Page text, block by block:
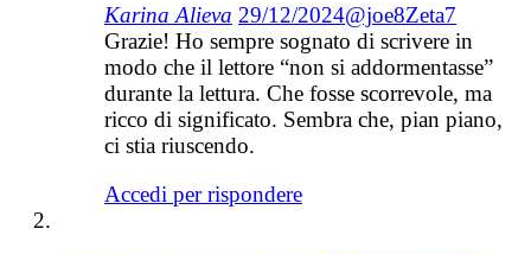
Karina Alieva 29/12/2024@joe8Zeta7
Grazie! Ho sempre sognato di scrivere in
modo che il lettore “non si addormentasse”
durante la lettura. Che fosse scorrevole, ma
ricco di significato. Sembra che, pian piano,
ci stia riuscendo.
Accedi per rispondere